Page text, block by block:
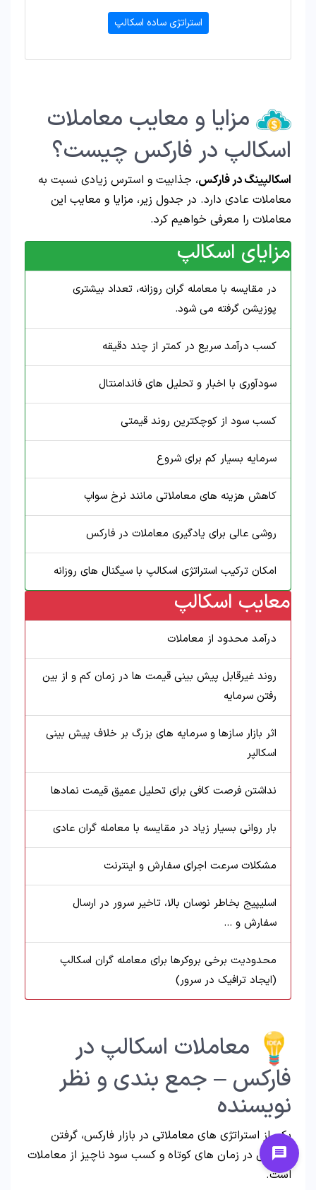
استراتژی ساده اسکالپ
مزایا و معایب معاملات
اسکالپ در فارکس چیست؟
اسکالپینگ در فارکس، جذابیت و استرس زیادی نسبت به
معاملات عادی دارد. در جدول زیر، مزایا و معایب این
معاملات را معرفی خواهیم کرد.
مزایای اسکالپ
در مقایسه با معامله گران روزانه، تعداد بیشتری
پوزیشن گرفته می شود.
کسب درآمد سریع در کمتر از چند دقیقه
سودآوری با اخبار و تحلیل های فاندامنتال
کسب سود از کوچکترین روند قیمتی
سرمایه بسیار کم برای شروع
کاهش هزینه های معاملاتی مانند نرخ سواپ
روشی عالی برای یادگیری معاملات در فارکس
امکان ترکیب استراتژی اسکالپ با سیگنال های روزانه
معایب اسکالپ
درآمد محدود از معاملات
روند غیرقابل پیش بینی قیمت ها در زمان کم و از بین
رفتن سرمایه
اثر بازار سازها و سرمایه های بزرگ بر خلاف پیش بینی
اسکالپر
نداشتن فرصت کافی برای تحلیل عمیق قیمت نمادها
بار روانی بسیار زیاد در مقایسه با معامله گران عادی
مشکلات سرعت اجرای سفارش و اینترنت
اسلیپیج بخاطر نوسان بالا، تاخیر سرور در ارسال
سفارش و …
محدودیت برخی بروکرها برای معامله گران اسکالپ
(ایجاد ترافیک در سرور)
معاملات اسکالپ در
فارکس – جمع بندی و نظر
نویسنده
یکی از استراتژی های معاملاتی در بازار فارکس، گرفتن
پوزیشن در زمان های کوتاه و کسب سود ناچیز از معاملات
است.